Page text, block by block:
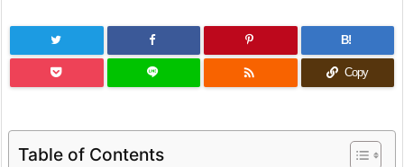
B!
 Copy
Table of Contents